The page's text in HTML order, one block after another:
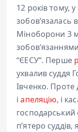
12 років тому,
зобовʼязалась
Міноборони 3
“ЄЕСУ”. Перше
ухвалив суддя
Івченко. Проте
іапеляцію, і
господарський
пʼятеро